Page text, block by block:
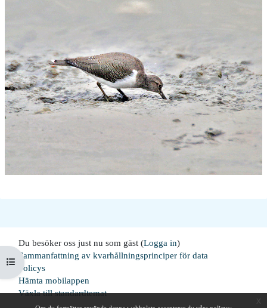
Öppna kursmenyn
Du besöker oss just nu som gäst (Logga in)
Sammanfattning av kvarhållningsprinciper för data
Policys
Hämta mobilappen
Växla till standardtemat